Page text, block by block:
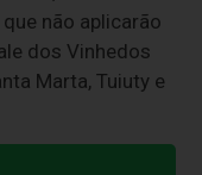
não aplicarão
dos Vinhedos
Marta, Tuiuty e